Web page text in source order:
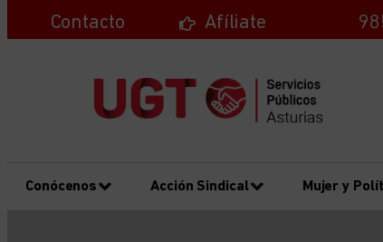
Contacto Afíliate
Conócenos Acción Sindical Mujer y